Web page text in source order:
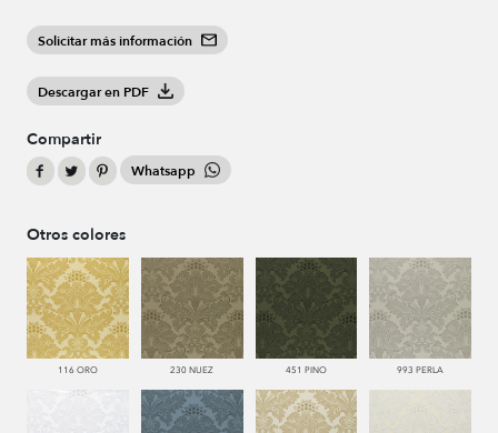
Solicitar más información
Descargar en PDF
Compartir
Whatsapp
Otros colores
116 ORO 230 NUEZ 451 PINO 993 PERLA